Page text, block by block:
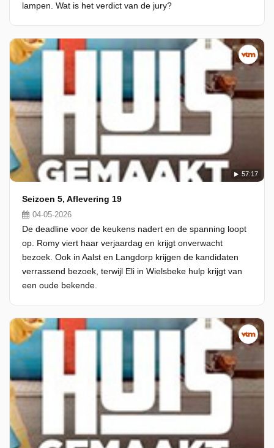
lampen. Wat is het verdict van de jury?
57:17
Seizoen 5, Aflevering 19
04-05-2026
De deadline voor de keukens nadert en de spanning loopt
op. Romy viert haar verjaardag en krijgt onverwacht
bezoek. Ook in Aalst en Langdorp krijgen de kandidaten
verrassend bezoek, terwijl Eli in Wielsbeke hulp krijgt van
een oude bekende.